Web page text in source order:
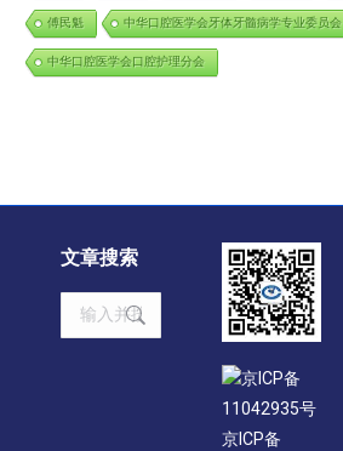
傅民魁 中华口腔医学会牙体牙髓病学专业委员会
中华口腔医学会口腔护理分会
文章搜索
Search:
京ICP备
11042935号
京ICP备